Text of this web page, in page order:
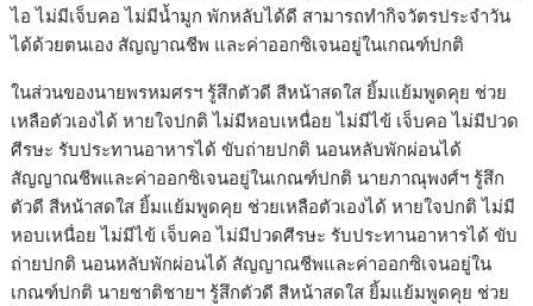
ไอ ไม่มีเจ็บคอ ไม่มีน้ำมูก พักหลับได้ดี สามารถทำกิจวัตรประจำวัน
ได้ด้วยตนเอง สัญญาณชีพ และค่าออกซิเจนอยู่ในเกณฑ์ปกติ
ในส่วนของนายพรหมศรฯ รู้สึกตัวดี สีหน้าสดใส ยิ้มแย้มพูดคุย ช่วย
เหลือตัวเองได้ หายใจปกติ ไม่มีหอบเหนื่อย ไม่มีไข้ เจ็บคอ ไม่มีปวด
ศีรษะ รับประทานอาหารได้ ขับถ่ายปกติ นอนหลับพักผ่อนได้
สัญญาณชีพและค่าออกซิเจนอยู่ในเกณฑ์ปกติ นายภาณุพงศ์ฯ รู้สึก
ตัวดี สีหน้าสดใส ยิ้มแย้มพูดคุย ช่วยเหลือตัวเองได้ หายใจปกติ ไม่มี
หอบเหนื่อย ไม่มีไข้ เจ็บคอ ไม่มีปวดศีรษะ รับประทานอาหารได้ ขับ
ถ่ายปกติ นอนหลับพักผ่อนได้ สัญญาณชีพและค่าออกซิเจนอยู่ใน
เกณฑ์ปกติ นายชาติชายฯ รู้สึกตัวดี สีหน้าสดใส ยิ้มแย้มพูดคุย ช่วย